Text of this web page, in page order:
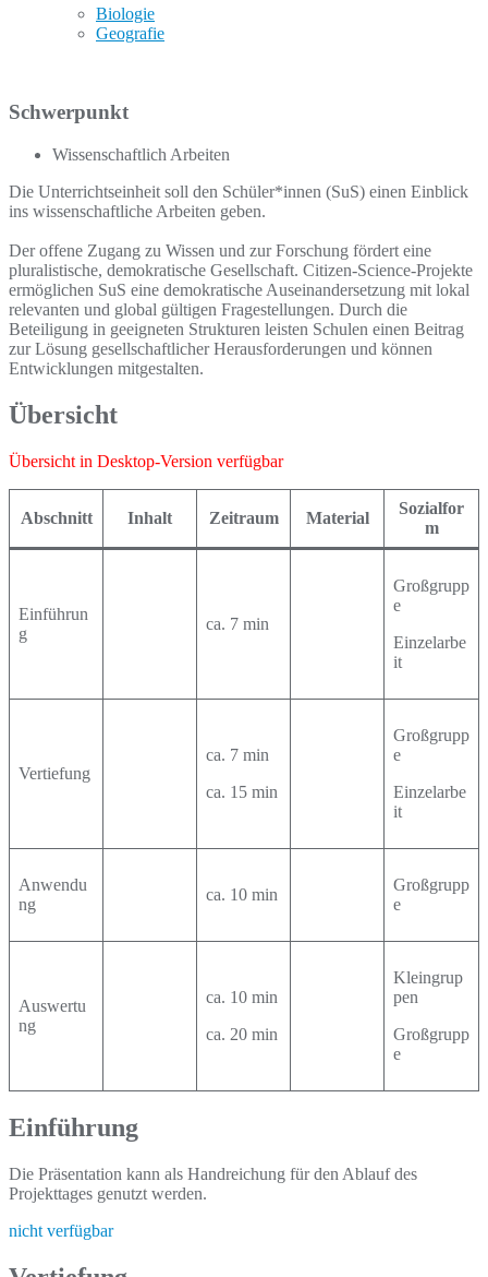
Biologie
Geografie
Schwerpunkt
Wissenschaftlich Arbeiten
Die Unterrichtseinheit soll den Schüler*innen (SuS) einen Einblick
ins wissenschaftliche Arbeiten geben.
Der offene Zugang zu Wissen und zur Forschung fördert eine
pluralistische, demokratische Gesellschaft. Citizen-Science-Projekte
ermöglichen SuS eine demokratische Auseinandersetzung mit lokal
relevanten und global gültigen Fragestellungen. Durch die
Beteiligung in geeigneten Strukturen leisten Schulen einen Beitrag
zur Lösung gesellschaftlicher Herausforderungen und können
Entwicklungen mitgestalten.
Übersicht
Übersicht in Desktop-Version verfügbar
Abschnitt Inhalt Zeitraum Material
Sozialfor
m
Einführun
g
ca. 7 min
Großgrupp
e
Einzelarbe
it
Vertiefung
ca. 7 min
ca. 15 min
Großgrupp
e
Einzelarbe
it
Anwendu
ng
ca. 10 min
Großgrupp
e
Auswertu
ng
ca. 10 min
ca. 20 min
Kleingrup
pen
Großgrupp
e
Einführung
Die Präsentation kann als Handreichung für den Ablauf des
Projekttages genutzt werden.
nicht verfügbar